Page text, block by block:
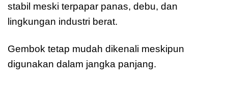
stabil meski terpapar panas, debu, dan
lingkungan industri berat.
Gembok tetap mudah dikenali meskipun
digunakan dalam jangka panjang.